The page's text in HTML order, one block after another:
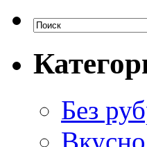
Без